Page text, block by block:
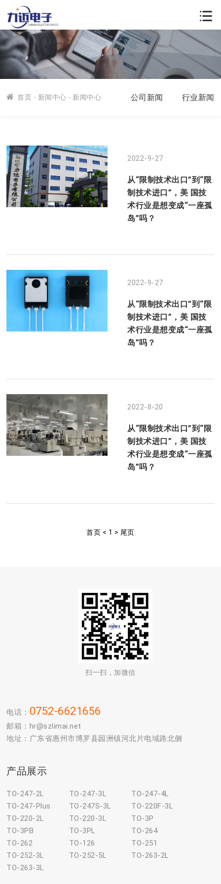
首页 - 新闻中心 - 新闻中心 公司新闻 行业新闻
2022-9-27
从“限制技术出口”到“限
制技术进口”，美 国技
术行业是想变成“一座孤
岛”吗？
2022-9-27
从“限制技术出口”到“限
制技术进口”，美 国技
术行业是想变成“一座孤
岛”吗？
2022-8-20
从“限制技术出口”到“限
制技术进口”，美 国技
术行业是想变成“一座孤
岛”吗？
首页 < 1 > 尾页
扫一扫，加微信
电话： 0752-6621656
邮箱：hr@szlimai.net
地址：广东省惠州市博罗县园洲镇河北片电域路北侧
产品展示
TO-247-2L TO-247-3L
TO-247-4L
TO-247-Plus
TO-247S-3L
TO-220F-3L
TO-220-2L
TO-220-3L
TO-3P
TO-3PB
TO-3PL
TO-264
TO-262
TO-126
TO-251
TO-252-3L
TO-252-5L
TO-263-2L
TO-263-3L